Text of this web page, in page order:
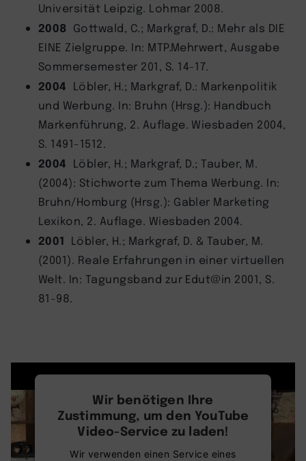
Universität Leipzig. Lohmar 2008.
2008 Gottwald, C.; Markgraf, D.: Mehr als DIE
EINE Zielgruppe. In: MTP.Mehrwert, Ausgabe
Sommersemester 201, S. 14-17.
2004 Löbler, H.; Markgraf, D.: Markenpolitik
und Werbung. In: Bruhn (Hrsg.): Handbuch
Markenführung, 2. Auflage. Wiesbaden 2004,
S. 1491-1512.
2004 Löbler, H.; Markgraf, D.; Tauber, M.
(2004): Stichworte zum Thema Werbung. In:
Bruhn/Homburg (Hrsg.): Gabler Marketing
Lexikon, 2. Auflage. Wiesbaden 2004.
2001 Löbler, H.; Markgraf, D. & Tauber, M.
(2001). Reale Erfahrungen in einer virtuellen
Welt. In: Tagungsband zur Edut@in 2001, S.
81-98.
Wir benötigen Ihre
Zustimmung, um den YouTube
Video-Service zu laden!
Wir verwenden einen Service eines